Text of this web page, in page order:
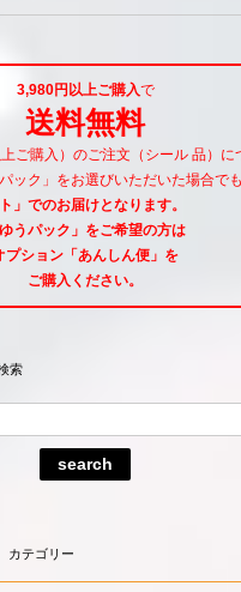
3,980円以上ご購入で
送料無料
ご購入）のご注文（シール 品）に
ック」をお選びいただいた場合でも
」でのお届けとなります。
ゆうパック」をご希望の方は
プション「あんしん便」 を
ご購入ください。
索
search
カテゴリー